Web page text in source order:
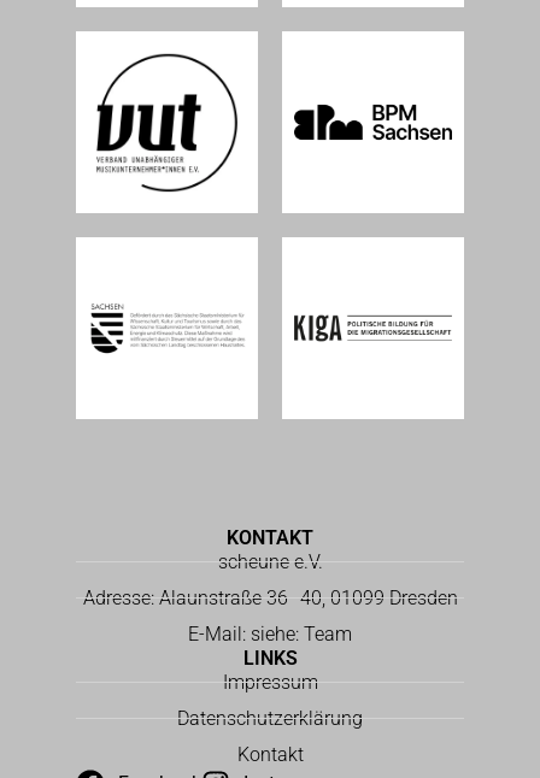
KONTAKT
scheune e.V.
Adresse: Alaunstraße 36–40, 01099 Dresden
E-Mail: siehe: Team
LINKS
Impressum
Datenschutzerklärung
Kontakt